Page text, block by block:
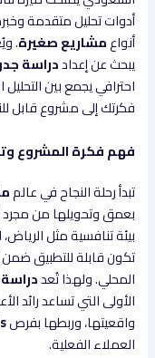
أدوات تحليل متقدمة
أنواعمشاريع صغيرة.
يبحث عن إعداددراسة
احترافي يجمع بين
فكرتك إلى مشروع قابل
فهم فكرة المشروع
تبدأ رحلة النجاح في عالم
بعمق وتحويلها من
بيئة تنافسية مثل
تكون قابلة للتطبيق
المحلي. ولهذا تُعد
الأولى التي تساعد رائد
واقعيتها، وربطها بفرص
العملاء الفعلية.